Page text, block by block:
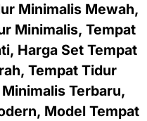
Minimalis Mewah,
Minimalis, Tempat
Harga Set Tempat
Tempat Tidur
Terbaru,
Model Tempat